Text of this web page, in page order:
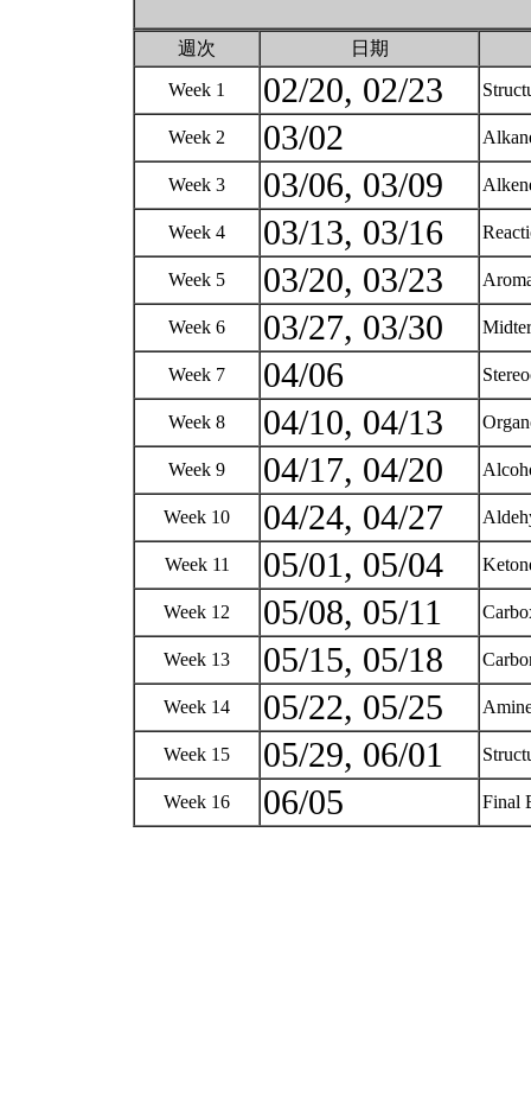
週次 日期
Week 1 02/20, 02/23
Week 2 03/02
Week 3 03/06, 03/09
Week 4 03/13, 03/16
Week 5 03/20, 03/23
Week 6 03/27, 03/30
Week 7 04/06
Week 8 04/10, 04/13
Week 9 04/17, 04/20
Week 10 04/24, 04/27
Week 11 05/01, 05/04
Week 12 05/08, 05/11
Week 13 05/15, 05/18
Week 14 05/22, 05/25
Week 15 05/29, 06/01
Week 16 06/05 Final